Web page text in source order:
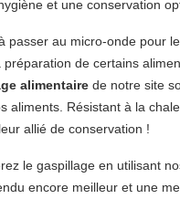
et une conservation
passer au micro-onde pour
préparation de certains
alimentaire de notre site
aliments. Résistant à la
allié de conservation !
le gaspillage en utilisant
encore meilleur et une